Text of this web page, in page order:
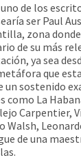
uno de los
ser Paul
zona
de su más
ya sea
que
un sostenido
como La
Carpentier,
de una